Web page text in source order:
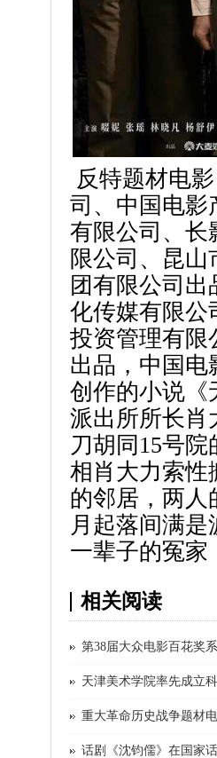
反特题材电
司、中国电影
有限公司、长
限公司、昆
团有限公司
化传媒有限公
投资管理有限
出品，中国电
创作的小说《
派出所所长肖
刀胡同15号
相肖大力索性
的邻居，两人
月起落间满
一辈子的冤家
相关阅读
第38届大众电影百花奖
天津美术学院率先成立
重大革命历史战争题材
话剧《沈钧儒》在国家